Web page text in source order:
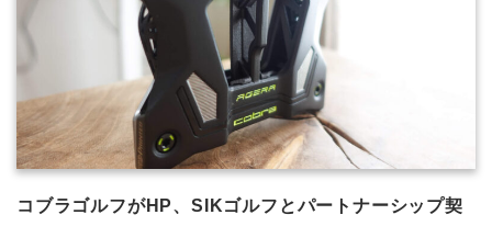
コブラゴルフがHP、SIKゴルフとパートナーシップ契